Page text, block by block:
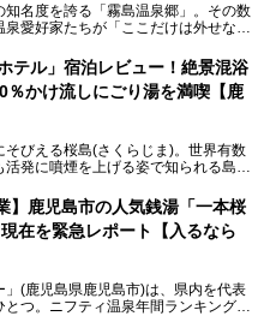
」の家族風呂・大衆風呂・宿泊施設に
します！
知名度を誇る「霧島温泉郷」。その数
泉愛好家たちが「ここだけは外せな
しか体験できない絶妙なバランスの
、その極上の湯を心ゆくまで堪能す
たお湯のちからと宿の魅力を詳しく
い方のための「日帰り入浴情報」も
アをも唸らせる“生きたお湯”の正体に
テル」宿泊レビュー！絶景混浴
％かけ流しにごり湯を満喫【鹿
そびえる桜島(さくらじま)。世界有数
発に噴煙を上げる姿で知られる島で
力が、錦江湾に面した絶景混浴露天風
％かけ流しのにごり湯は、多くの温泉
です。
シーサイドホテルの“温泉”はじめ、
細レビューします。
】鹿児島市の人気銭湯「一本桜
在を緊急レポート【入るなら
」(鹿児島県鹿児島市)は、県内を代表
つ。ニフティ温泉年間ランキング2